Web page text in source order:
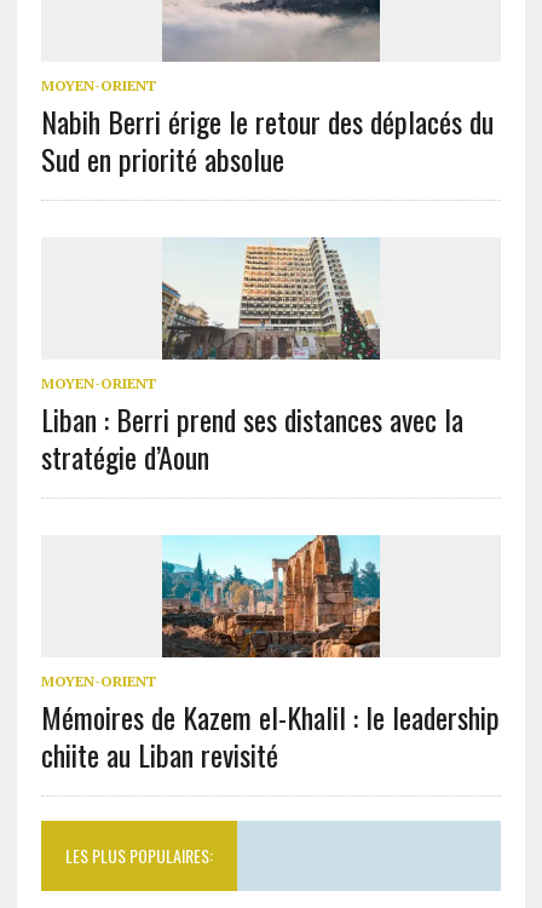
MOYEN-ORIENT
Nabih Berri érige le retour des déplacés du
Sud en priorité absolue
MOYEN-ORIENT
Liban : Berri prend ses distances avec la
stratégie d’Aoun
MOYEN-ORIENT
Mémoires de Kazem el-Khalil : le leadership
chiite au Liban revisité
LES PLUS POPULAIRES: